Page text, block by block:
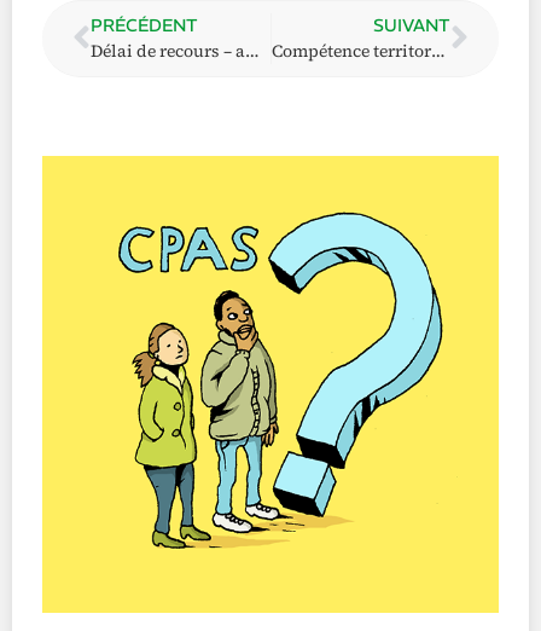
PRÉCÉDENT
Délai de recours – absence de notification régulière
SUIVANT
Compétence territoriale du CPAS